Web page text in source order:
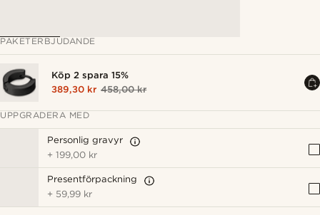
PAKETERBJUDANDE
Köp 2 spara 15%
389,30 kr 458,00 kr
UPPGRADERA MED
Personlig gravyr
+199,00 kr
Presentförpackning
+ 59,99 kr